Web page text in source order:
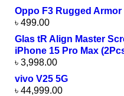
Oppo F3 Rugged Armor
৳ 499.00
Glas tR Align Master
iPhone 15 Pro Max
৳ 3,998.00
vivo V25 5G
৳ 44,999.00